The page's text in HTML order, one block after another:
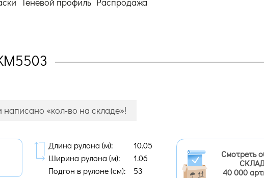
«кол-во на складе»!
Длина рулона (м):
10.05
Ширина рулона (м):
1.06
Подгон в рулоне (cм):
53
Смотреть
40 000